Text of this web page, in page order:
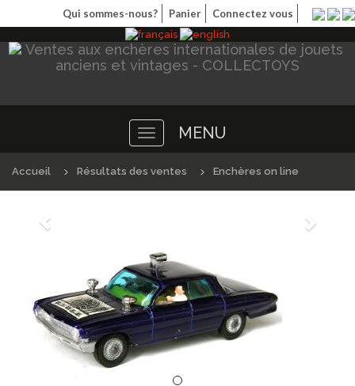
Qui sommes-nous? Panier Connectez vous
Toggle
navigation
MENU
Accueil Résultats des ventes Enchères on line
Précédént